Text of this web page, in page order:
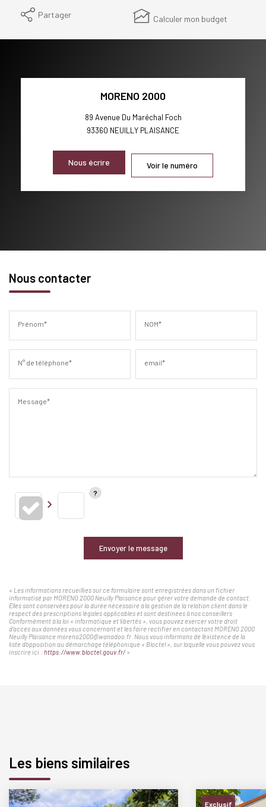
Partager
Calculer mon budget
MORENO 2000
89 Avenue Du Maréchal Foch
93360 NEUILLY PLAISANCE
Nous écrire Voir le numéro
Nous contacter
Prénom* NOM*
N° de téléphone* email*
Message*
Envoyer le message
« Les informations recueillies sur ce formulaire sont enregistrées dans un fichier
informatisé par MORENO 2000 Neuilly Plaisance pour gérer votre demande de contact.
Elles sont conservées pour la durée nécessaire à la gestion de la relation client dans le
respect des prescriptions légales applicables et sont destinées à nos conseillers
Conformément à la loi « informatique et libertés », vous pouvez exercer votre droit
d'accès aux données vous concernant et les faire rectifier en contactant MORENO 2000
Neuilly Plaisance moreno2000@wanadoo.fr. Nous vous informons de l'existence de la
liste d'opposition au démarchage téléphonique « Bloctel », sur laquelle vous pouvez vous
inscrire ici : https://www.bloctel.gouv.fr/ »
Les biens similaires
Exclusif